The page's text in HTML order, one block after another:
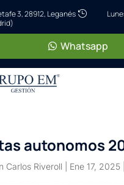
3, 28912, Leganés 
Whatsapp
autonomos
Carlos Riveroll Ene 17, 2025|